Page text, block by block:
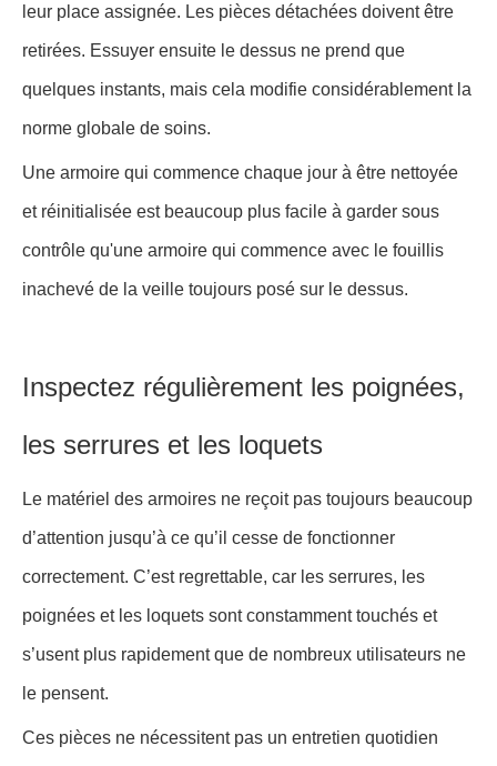
leur place assignée. Les pièces détachées doivent être
retirées. Essuyer ensuite le dessus ne prend que
quelques instants, mais cela modifie considérablement la
norme globale de soins.
Une armoire qui commence chaque jour à être nettoyée
et réinitialisée est beaucoup plus facile à garder sous
contrôle qu'une armoire qui commence avec le fouillis
inachevé de la veille toujours posé sur le dessus.
Inspectez régulièrement les poignées,
les serrures et les loquets
Le matériel des armoires ne reçoit pas toujours beaucoup
d’attention jusqu’à ce qu’il cesse de fonctionner
correctement. C’est regrettable, car les serrures, les
poignées et les loquets sont constamment touchés et
s’usent plus rapidement que de nombreux utilisateurs ne
le pensent.
Ces pièces ne nécessitent pas un entretien quotidien